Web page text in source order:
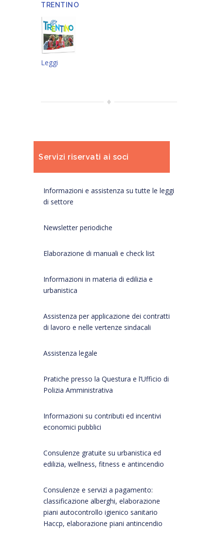
TRENTINO
Leggi
Servizi riservati ai soci
Informazioni e assistenza su tutte le leggi
di settore
Newsletter periodiche
Elaborazione di manuali e check list
Informazioni in materia di edilizia e
urbanistica
Assistenza per applicazione dei contratti
di lavoro e nelle vertenze sindacali
Assistenza legale
Pratiche presso la Questura e l’Ufficio di
Polizia Amministrativa
Informazioni su contributi ed incentivi
economici pubblici
Consulenze gratuite su urbanistica ed
edilizia, wellness, fitness e antincendio
Consulenze e servizi a pagamento:
classificazione alberghi, elaborazione
piani autocontrollo igienico sanitario
Haccp, elaborazione piani antincendio